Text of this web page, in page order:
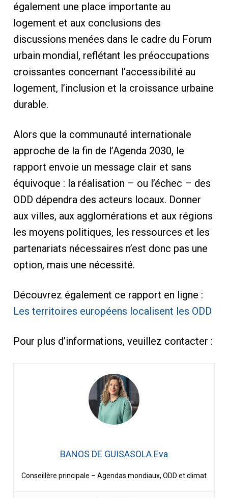
également une place importante au
logement et aux conclusions des
discussions menées dans le cadre du Forum
urbain mondial, reflétant les préoccupations
croissantes concernant l’accessibilité au
logement, l’inclusion et la croissance urbaine
durable.
Alors que la communauté internationale
approche de la fin de l’Agenda 2030, le
rapport envoie un message clair et sans
équivoque : la réalisation – ou l’échec – des
ODD dépendra des acteurs locaux. Donner
aux villes, aux agglomérations et aux régions
les moyens politiques, les ressources et les
partenariats nécessaires n’est donc pas une
option, mais une nécessité.
Découvrez également ce rapport en ligne :
Les territoires européens localisent les ODD
Pour plus d’informations, veuillez contacter :
BANOS DE GUISASOLA Eva
Conseillère principale – Agendas mondiaux, ODD et climat